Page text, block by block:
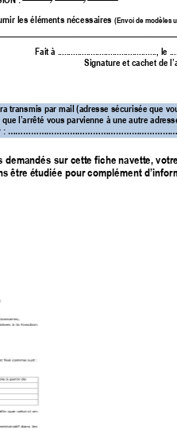
les éléments nécessaires (Envoi de modèles
Fait à ............................................., le
Signature et cachet de
transmis par mail (adresse sécurisée que
l’arrêté vous parvienne à une autre adress
:
demandés sur cette fiche navette,
être étudiée pour complément d’i